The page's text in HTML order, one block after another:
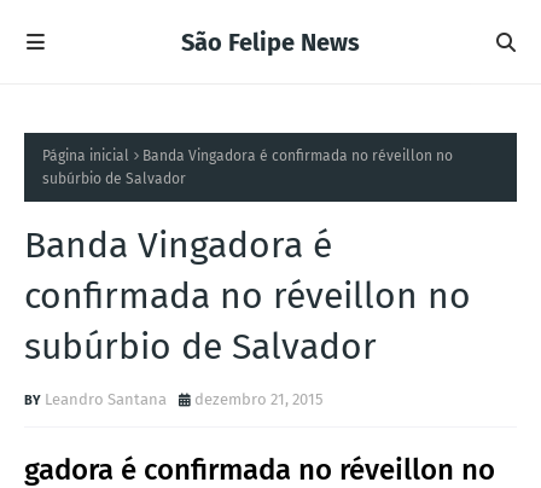
São Felipe News
Página inicial
Banda Vingadora é confirmada no réveillon no
subúrbio de Salvador
Banda Vingadora é
confirmada no réveillon no
subúrbio de Salvador
Leandro Santana dezembro 21, 2015
gadora é confirmada no réveillon no